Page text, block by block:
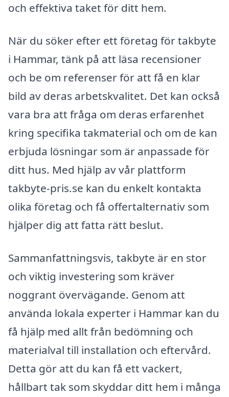
och effektiva taket för ditt hem.
När du söker efter ett företag för takbyte
i Hammar, tänk på att läsa recensioner
och be om referenser för att få en klar
bild av deras arbetskvalitet. Det kan också
vara bra att fråga om deras erfarenhet
kring specifika takmaterial och om de kan
erbjuda lösningar som är anpassade för
ditt hus. Med hjälp av vår plattform
takbyte-pris.se kan du enkelt kontakta
olika företag och få offertalternativ som
hjälper dig att fatta rätt beslut.
Sammanfattningsvis, takbyte är en stor
och viktig investering som kräver
noggrant övervägande. Genom att
använda lokala experter i Hammar kan du
få hjälp med allt från bedömning och
materialval till installation och eftervård.
Detta gör att du kan få ett vackert,
hållbart tak som skyddar ditt hem i många